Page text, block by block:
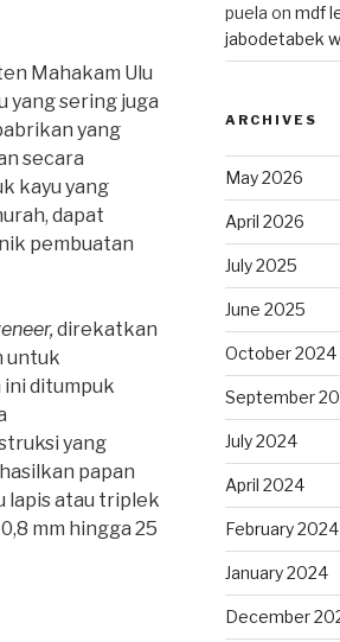
Mahakam Ulu
yang sering juga
yang
secara
kayu yang
dapat
pembuatan
direkatkan
untuk
ini ditumpuk
yang
papan
lapis atau triplek
mm hingga 25
puela on mdf
jabodetabek
ARCHIVES
May 2026
April 2026
July 2025
June 2025
October 2024
September
July 2024
April 2024
February 2024
January 2024
December